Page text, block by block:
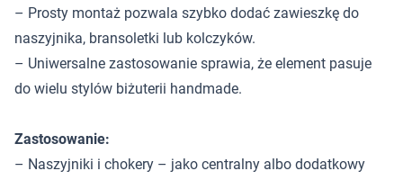
– Prosty montaż pozwala szybko dodać zawieszkę do
naszyjnika, bransoletki lub kolczyków.
– Uniwersalne zastosowanie sprawia, że element pasuje
do wielu stylów biżuterii handmade.
Zastosowanie:
– Naszyjniki i chokery – jako centralny albo dodatkowy